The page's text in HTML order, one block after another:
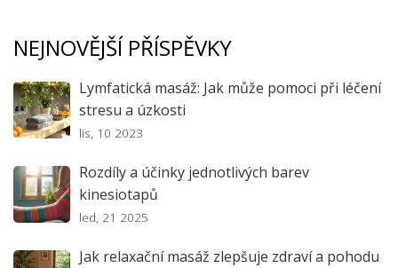
NEJNOVĚJŠÍ PŘÍSPĚVKY
Lymfatická masáž: Jak může pomoci při léčení
stresu a úzkosti
lis, 10 2023
Rozdíly a účinky jednotlivých barev
kinesiotapů
led, 21 2025
Jak relaxační masáž zlepšuje zdraví a pohodu